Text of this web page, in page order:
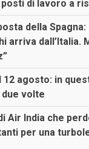
posti di lavoro a
della
arriva dall’Italia.
12 agosto: in
volte
Air India che
per una